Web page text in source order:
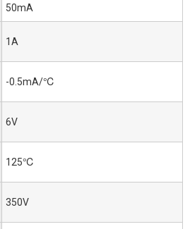
50mA
1A
-0.5mA/℃
6V
125℃
350V